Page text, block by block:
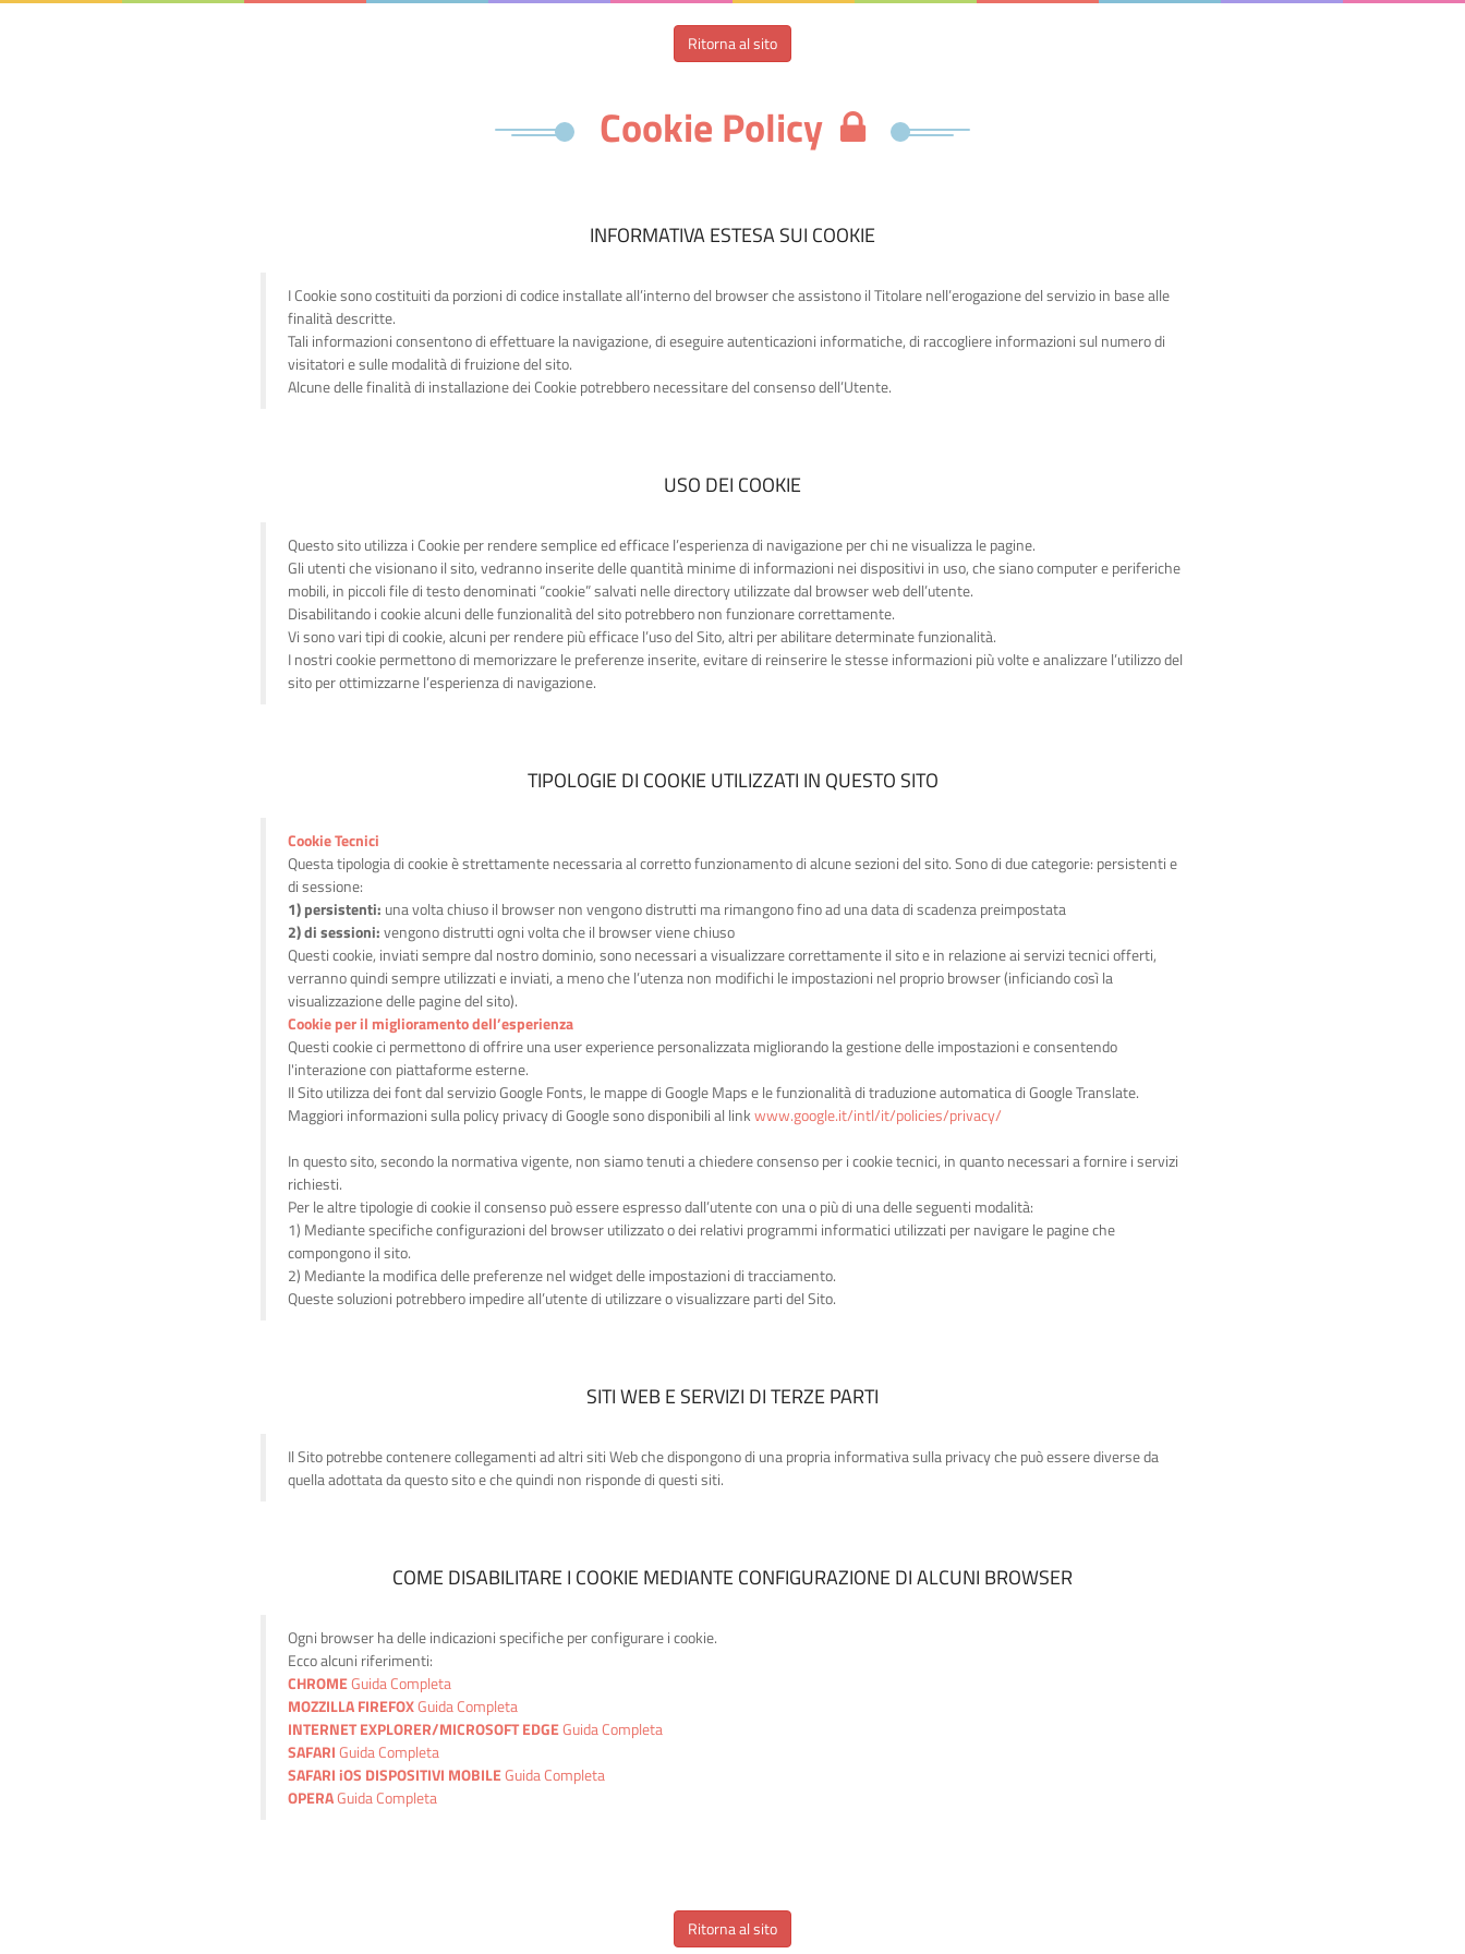
Ritorna al sito
Cookie Policy
INFORMATIVA ESTESA SUI COOKIE
I Cookie sono costituiti da porzioni di codice installate all’interno del browser che assistono il Titolare nell’erogazione del servizio in base alle
finalità descritte.
Tali informazioni consentono di effettuare la navigazione, di eseguire autenticazioni informatiche, di raccogliere informazioni sul numero di
visitatori e sulle modalità di fruizione del sito.
Alcune delle finalità di installazione dei Cookie potrebbero necessitare del consenso dell’Utente.
USO DEI COOKIE
Questo sito utilizza i Cookie per rendere semplice ed efficace l’esperienza di navigazione per chi ne visualizza le pagine.
Gli utenti che visionano il sito, vedranno inserite delle quantità minime di informazioni nei dispositivi in uso, che siano computer e periferiche
mobili, in piccoli file di testo denominati “cookie” salvati nelle directory utilizzate dal browser web dell’utente.
Disabilitando i cookie alcuni delle funzionalità del sito potrebbero non funzionare correttamente.
Vi sono vari tipi di cookie, alcuni per rendere più efficace l’uso del Sito, altri per abilitare determinate funzionalità.
I nostri cookie permettono di memorizzare le preferenze inserite, evitare di reinserire le stesse informazioni più volte e analizzare l’utilizzo del
sito per ottimizzarne l’esperienza di navigazione.
TIPOLOGIE DI COOKIE UTILIZZATI IN QUESTO SITO
Cookie Tecnici
Questa tipologia di cookie è strettamente necessaria al corretto funzionamento di alcune sezioni del sito. Sono di due categorie: persistenti e
di sessione:
1) persistenti: una volta chiuso il browser non vengono distrutti ma rimangono fino ad una data di scadenza preimpostata
2) di sessioni:vengono distrutti ogni volta che il browser viene chiuso
Questi cookie, inviati sempre dal nostro dominio, sono necessari a visualizzare correttamente il sito e in relazione ai servizi tecnici offerti,
verranno quindi sempre utilizzati e inviati, a meno che l’utenza non modifichi le impostazioni nel proprio browser (inficiando così la
visualizzazione delle pagine del sito).
Cookie per il miglioramento dell’esperienza
Questi cookie ci permettono di offrire una user experience personalizzata migliorando la gestione delle impostazioni e consentendo
l'interazione con piattaforme esterne.
Il Sito utilizza dei font dal servizio Google Fonts, le mappe di Google Maps e le funzionalità di traduzione automatica di Google Translate.
Maggiori informazioni sulla policy privacy di Google sono disponibili al linkwww.google.it/intl/it/policies/privacy/
In questo sito, secondo la normativa vigente, non siamo tenuti a chiedere consenso per i cookie tecnici, in quanto necessari a fornire i servizi
richiesti.
Per le altre tipologie di cookie il consenso può essere espresso dall’utente con una o più di una delle seguenti modalità:
1) Mediante specifiche configurazioni del browser utilizzato o dei relativi programmi informatici utilizzati per navigare le pagine che
compongono il sito.
2) Mediante la modifica delle preferenze nel widget delle impostazioni di tracciamento.
Queste soluzioni potrebbero impedire all’utente di utilizzare o visualizzare parti del Sito.
SITI WEB E SERVIZI DI TERZE PARTI
Il Sito potrebbe contenere collegamenti ad altri siti Web che dispongono di una propria informativa sulla privacy che può essere diverse da
quella adottata da questo sito e che quindi non risponde di questi siti.
COME DISABILITARE I COOKIE MEDIANTE CONFIGURAZIONE DI ALCUNI BROWSER
Ogni browser ha delle indicazioni specifiche per configurare i cookie.
Ecco alcuni riferimenti:
CHROMEGuida Completa
MOZZILLA FIREFOXGuida Completa
INTERNET EXPLORER/MICROSOFT EDGEGuida Completa
SAFARIGuida Completa
SAFARI iOS DISPOSITIVI MOBILEGuida Completa
OPERAGuida Completa
Ritorna al sito